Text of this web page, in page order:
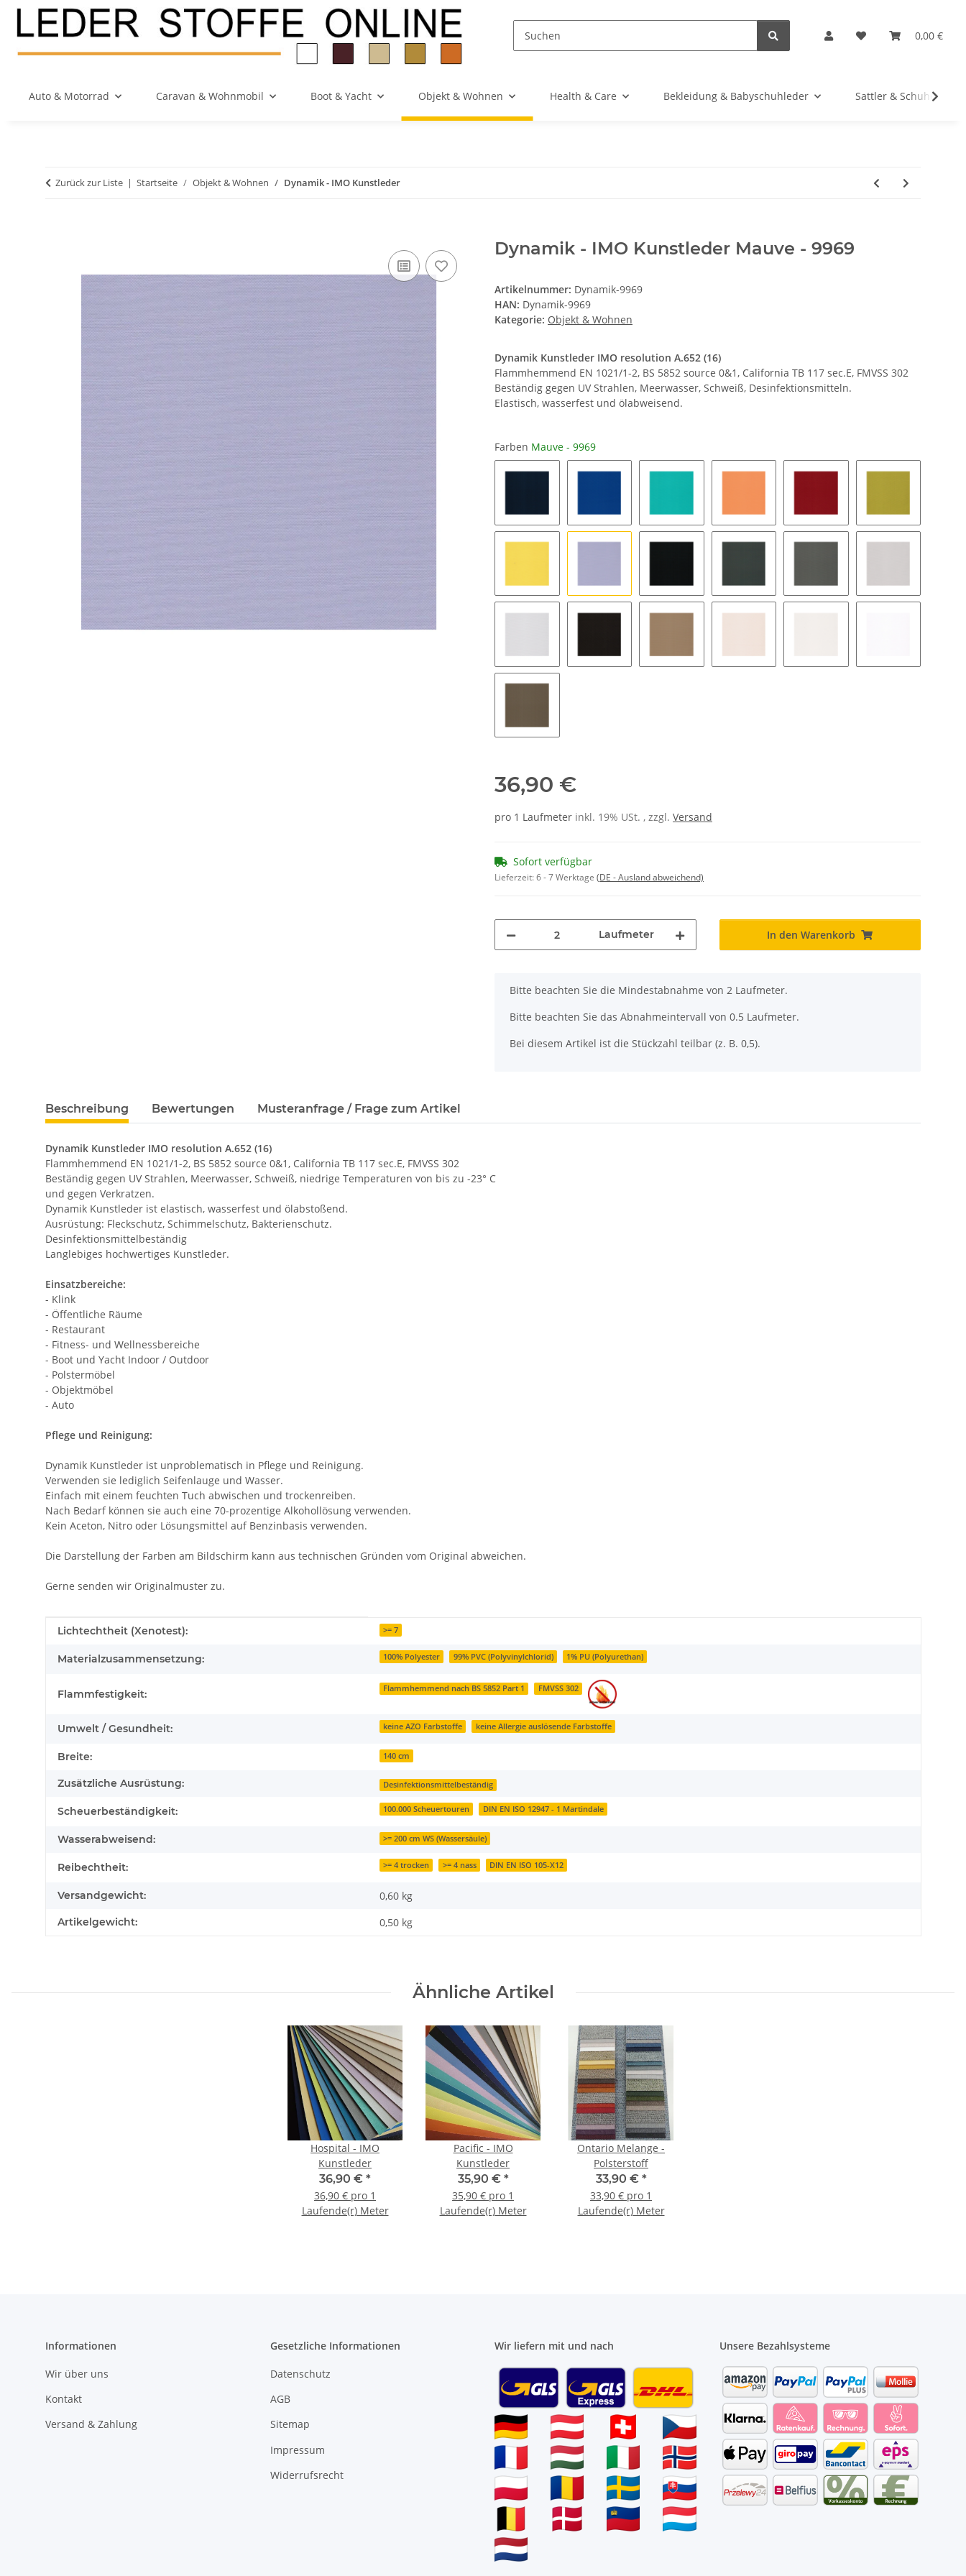
0,00 €
Auto & Motorrad Caravan & Wohnmobil Boot & Yacht Objekt & Wohnen Health & Care Bekleidung & Babyschuhleder Sattler & Schuhe
Zurück zur Liste Startseite Objekt & Wohnen Dynamik - IMO Kunstleder
Dynamik - IMO Kunstleder Mauve - 9969
Artikelnummer: Dynamik-9969
HAN: Dynamik-9969
Kategorie: Objekt & Wohnen
Dynamik Kunstleder IMO resolution A.652 (16)
Flammhemmend EN 1021/1-2, BS 5852 source 0&1, California TB 117 sec.E, FMVSS 302
Beständig gegen UV Strahlen, Meerwasser, Schweiß, Desinfektionsmitteln.
Elastisch, wasserfest und ölabweisend.
Farben Mauve - 9969
Pacific - 9947 Azur - 9927 Turquoise - 9938Peach - 9929 Red Brick - 9943Lemon - 9918
Sun - 9915 Mauve - 9969 Black - 9902 Basalt - 9956 Grey - 9936 Light Grey -
Silver - 9906
36,90 €
pro 1 Laufmeter inkl. 19% USt. , zzgl. Versand
Sofort verfügbar
Lieferzeit:6 - 7 Werktage (DE - Ausland abweichend)
Laufmeter In den Warenkorb
x
Bitte beachten Sie die Mindestabnahme von 2 Laufmeter.
Bitte beachten Sie das Abnahmeintervall von 0.5 Laufmeter.
Bei diesem Artikel ist die Stückzahl teilbar (z. B. 0,5).
Beschreibung Bewertungen Musteranfrage / Frage zum Artikel
Dynamik Kunstleder IMO resolution A.652 (16)
Flammhemmend EN 1021/1-2, BS 5852 source 0&1, California TB 117 sec.E, FMVSS 302
Beständig gegen UV Strahlen, Meerwasser, Schweiß, niedrige Temperaturen von bis zu -23° C
und gegen Verkratzen.
Dynamik Kunstleder ist elastisch, wasserfest und ölabstoßend.
Ausrüstung: Fleckschutz, Schimmelschutz, Bakterienschutz.
Desinfektionsmittelbeständig
Langlebiges hochwertiges Kunstleder.
Einsatzbereiche:
- Klink
- Öffentliche Räume
- Restaurant
- Fitness- und Wellnessbereiche
- Boot und Yacht Indoor / Outdoor
- Polstermöbel
- Objektmöbel
- Auto
Pflege und Reinigung:
Dynamik Kunstleder ist unproblematisch in Pflege und Reinigung.
Verwenden sie lediglich Seifenlauge und Wasser.
Einfach mit einem feuchten Tuch abwischen und trockenreiben.
Nach Bedarf können sie auch eine 70-prozentige Alkohollösung verwenden.
Kein Aceton, Nitro oder Lösungsmittel auf Benzinbasis verwenden.
Die Darstellung der Farben am Bildschirm kann aus technischen Gründen vom Original abweichen.
Gerne senden wir Originalmuster zu.
Produkteigenschaft
Wert
Lichtechtheit (Xenotest): >= 7
Materialzusammensetzung: 100% Polyester 99% PVC (Polyvinylchlorid) 1% PU (Polyurethan)
Flammfestigkeit: Flammhemmend nach BS 5852 Part 1 FMVSS 302
Umwelt / Gesundheit: keine AZO Farbstoffe keine Allergie auslösende Farbstoffe
Breite: 140 cm
Zusätzliche Ausrüstung: Desinfektionsmittelbeständig
Scheuerbeständigkeit: 100.000 Scheuertouren DIN EN ISO 12947 - 1 Martindale
Wasserabweisend: >= 200 cm WS (Wassersäule)
Reibechtheit: >= 4 trocken >= 4 nass DIN EN ISO 105-X12
Versandgewicht: 0,60 kg
Artikelgewicht: 0,50 kg
Ähnliche Artikel
Hospital - IMO
Kunstleder
36,90 € *
36,90 € pro 1
Laufende(r) Meter
Pacific - IMO
Kunstleder
35,90 € *
35,90 € pro 1
Laufende(r) Meter
Ontario Melange -
Polsterstoff
33,90 € *
33,90 € pro 1
Laufende(r) Meter
Informationen
Wir über uns
Kontakt
Versand & Zahlung
Gesetzliche Informationen
Datenschutz
AGB
Sitemap
Impressum
Widerrufsrecht
Wir liefern mit und nach Unsere Bezahlsysteme